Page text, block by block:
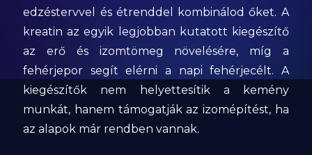
edzéstervvel és étrenddel kombinálod őket. A
kreatin az egyik legjobban kutatott kiegészítő
az erő és izomtömeg növelésére, míg a
fehérjepor segít elérni a napi fehérjecélt. A
kiegészítők nem helyettesítik a kemény
munkát, hanem támogatják az izomépítést, ha
az alapok már rendben vannak.